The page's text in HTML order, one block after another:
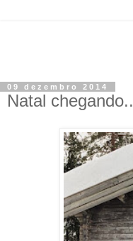
09 dezembro 2014
Natal